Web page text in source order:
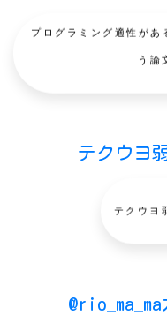
プログラミング適性が
う論
テクウヨ
テクウヨ